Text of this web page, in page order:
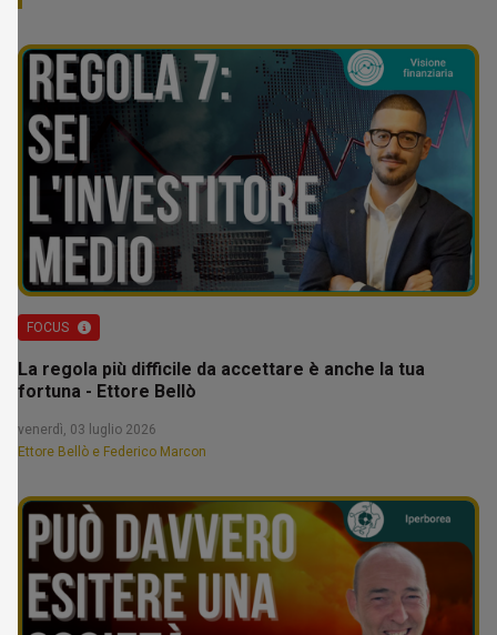
FOCUS
La regola più difficile da accettare è anche la tua
fortuna - Ettore Bellò
venerdì, 03 luglio 2026
Ettore Bellò e Federico Marcon